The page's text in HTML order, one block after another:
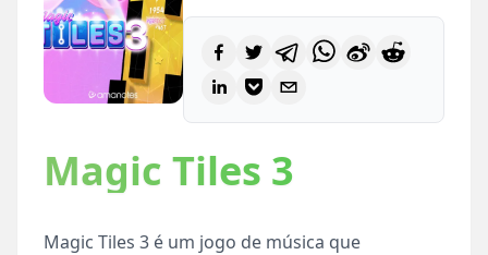
Magic Tiles 3
Magic Tiles 3 é um jogo de música que